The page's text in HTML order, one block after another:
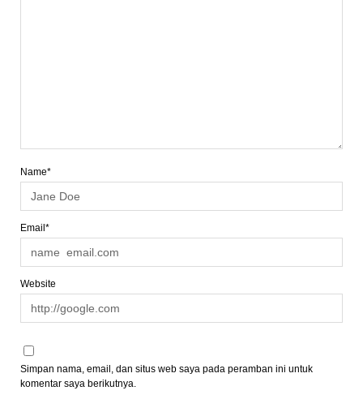
Name*
Email*
Website
Simpan nama, email, dan situs web saya pada peramban ini untuk
komentar saya berikutnya.